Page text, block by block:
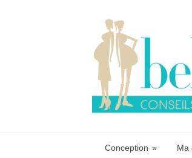
Conception » Ma